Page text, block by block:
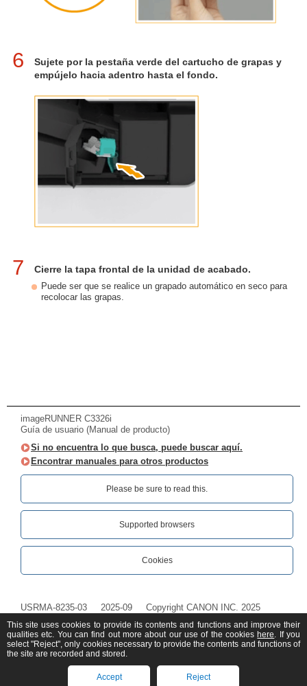
6
Sujete por la pestaña verde del cartucho de grapas y
empújelo hacia adentro hasta el fondo.
7 Cierre la tapa frontal de la unidad de acabado.
Puede ser que se realice un grapado automático en seco para
recolocar las grapas.
imageRUNNER C3326i
Guía de usuario (Manual de producto)
Si no encuentra lo que busca, puede buscar aquí.
Encontrar manuales para otros productos
Please be sure to read this.‎
Supported browsers
Cookies
USRMA-8235-03 2025-09 Copyright CANON INC. 2025
This site uses cookies to provide its contents and functions and improve their
qualities etc. You can find out more about our use of the cookies here. If you
select "Reject", only cookies necessary to provide the contents and functions of
the site are recorded and stored.
Accept Reject